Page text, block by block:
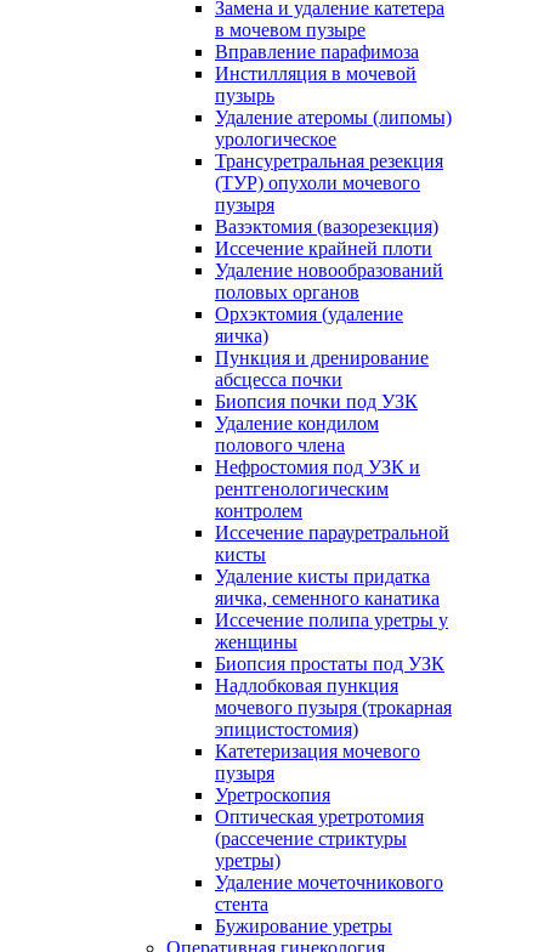
Замена и удаление катетера
в мочевом пузыре
Вправление парафимоза
Инстилляция в мочевой
пузырь
Удаление атеромы (липомы)
урологическое
Трансуретральная резекция
(ТУР) опухоли мочевого
пузыря
Вазэктомия (вазорезекция)
Иссечение крайней плоти
Удаление новообразований
половых органов
Орхэктомия (удаление
яичка)
Пункция и дренирование
абсцесса почки
Биопсия почки под УЗК
Удаление кондилом
полового члена
Нефростомия под УЗК и
рентгенологическим
контролем
Иссечение парауретральной
кисты
Удаление кисты придатка
яичка, семенного канатика
Иссечение полипа уретры у
женщины
Биопсия простаты под УЗК
Надлобковая пункция
мочевого пузыря (трокарная
эпицистостомия)
Катетеризация мочевого
пузыря
Уретроскопия
Оптическая уретротомия
(рассечение стриктуры
уретры)
Удаление мочеточникового
стента
Бужирование уретры
Оперативная гинекология